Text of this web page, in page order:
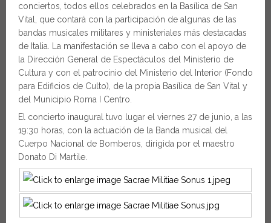
conciertos, todos ellos celebrados en la Basílica de San
Vital, que contará con la participación de algunas de las
bandas musicales militares y ministeriales más destacadas
de Italia. La manifestación se lleva a cabo con el apoyo de
la Dirección General de Espectáculos del Ministerio de
Cultura y con el patrocinio del Ministerio del Interior (Fondo
para Edificios de Culto), de la propia Basílica de San Vital y
del Municipio Roma I Centro.
El concierto inaugural tuvo lugar el viernes 27 de junio, a las
19:30 horas, con la actuación de la Banda musical del
Cuerpo Nacional de Bomberos, dirigida por el maestro
Donato Di Martile.